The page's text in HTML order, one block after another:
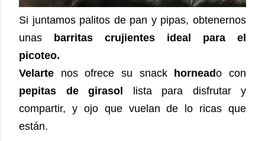
Si juntamos palitos de pan y pipas, obtenernos
unas
barritas crujientes ideal para el
picoteo.
Velarte nos ofrece su snack horneado con
pepitas de girasol
lista para disfrutar y
compartir, y ojo que vuelan de lo ricas que
están.